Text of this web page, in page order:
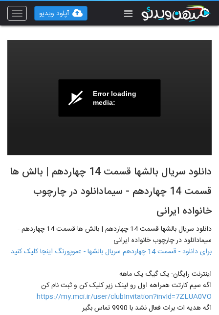
Toggle
آپلود ویدیو
Error loading
media:
دانلود سریال بالشها قسمت 14 چهاردهم | بالش ها
قسمت 14 چهاردهم - سیمادانلود در چارچوب
خانواده ایرانی
دانلود سریال بالشها قسمت 14 چهاردهم | بالش ها قسمت 14 چهاردهم -
سیمادانلود در چارچوب خانواده ایرانی
برای دانلود - قسمت 14 چهاردهم سریال بالشها - عموپورنگ اینجا کلیک کنید
اینترنت رایگان: یک گیگ یک ماهه
اگه سیم کارتت همراهه اول رو لینک زیر کلیک کن و ثبت نام کن
https://my.mci.ir/user/clubInvitation?invId=7ZLUA0VO
اگه هدیه ات برات فعال نشد با 9990 تماس بگیر